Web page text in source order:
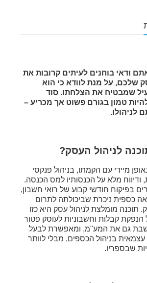
ודאי בוחנים לעיתים קרובות את
שלכם, על מנת לוודא כי הוא
שמבטיח את הצלחתו. סוד
טמון בגורם פשוט אך מכריע –
לניהולו.
לניהול העסק?
מיידי עם הקמתו, בניהול פנקסי
ודיווח מלא על הכנסותיו למס הכנסה.
בפיקוח חודשי קבוע של רואי חשבון,
כספית ניכרת שביכולתה לתרום
תוכנה מומלצת לניהול עסק היא כזו
קבלות וחשבוניות לעוסק פטור
גם את המע"מ, ומאפשרת לבעל
בניהול הכספים, מבלי לוותר
שבספריו.